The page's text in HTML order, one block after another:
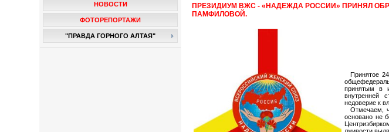
НОВОСТИ
ФОТОРЕПОРТАЖИ
"ПРАВДА ГОРНОГО АЛТАЯ"
ПРЕЗИДИУМ ВЖС - «НАДЕЖДА РОССИИ» ПРИНЯЛ
ПАМФИЛОВОЙ.
Принятое
принятым в
внутренней
недоверие к
Отмечаем,
основано не